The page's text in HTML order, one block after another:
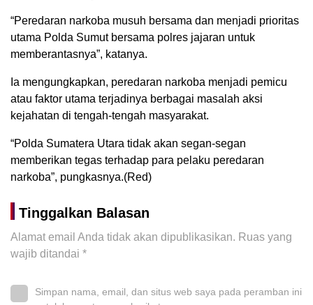
“Peredaran narkoba musuh bersama dan menjadi prioritas
utama Polda Sumut bersama polres jajaran untuk
memberantasnya”, katanya.
Ia mengungkapkan, peredaran narkoba menjadi pemicu
atau faktor utama terjadinya berbagai masalah aksi
kejahatan di tengah-tengah masyarakat.
“Polda Sumatera Utara tidak akan segan-segan
memberikan tegas terhadap para pelaku peredaran
narkoba”, pungkasnya.(Red)
Tinggalkan Balasan
Alamat email Anda tidak akan dipublikasikan. Ruas yang
wajib ditandai *
Simpan nama, email, dan situs web saya pada peramban ini